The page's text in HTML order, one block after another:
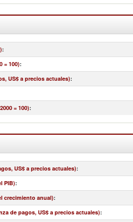
:
= 100):
US$ a precios actuales):
= 100):
US$ a precios actuales):
PIB):
crecimiento anual):
de pagos, US$ a precios actuales):